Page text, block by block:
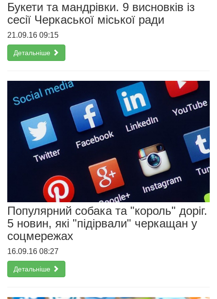
Букети та мандрівки. 9 висновків із
сесії Черкаської міської ради
21.09.16 09:15
Детальніше
Популярний собака та "король" доріг.
5 новин, які "підірвали" черкащан у
соцмережах
16.09.16 08:27
Детальніше